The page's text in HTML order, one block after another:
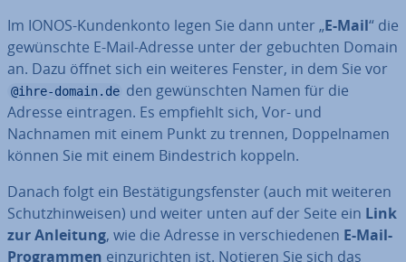
Im IONOS-Kun­den­kon­to legen Sie dann unter „E-Mail“ die
ge­wünsch­te E-Mail-Adresse unter der gebuchten Domain
an. Dazu öffnet sich ein weiteres Fenster, in dem Sie vor
@ihre-domain.de den ge­wünsch­ten Namen für die
Adresse eintragen. Es empfiehlt sich, Vor- und
Nachnamen mit einem Punkt zu trennen, Dop­pel­na­men
können Sie mit einem Bin­de­strich koppeln.
Danach folgt ein Be­stä­ti­gungs­fens­ter (auch mit weiteren
Schutz­hin­wei­sen) und weiter unten auf der Seite ein Link
zur Anleitung, wie die Adresse in ver­schie­de­nen E-Mail-
Pro­gram­men ein­zu­rich­ten ist. Notieren Sie sich das